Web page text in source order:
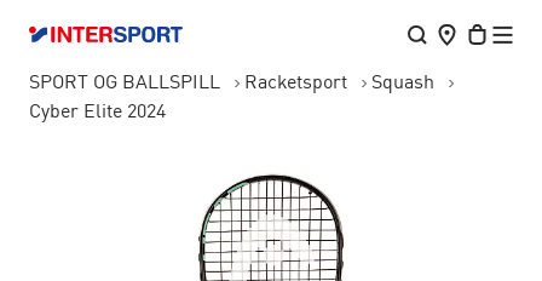
SPORT OG BALLSPILL Racketsport
Squash
Cyber Elite 2024